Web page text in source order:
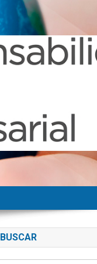
BUSCAR